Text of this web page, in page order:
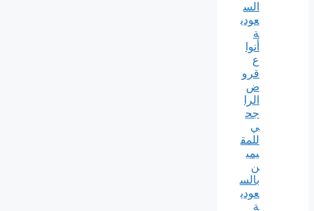
الس
عودي
ة
أنوا
ع
قرو
ض
الرا
جح
ي
للمق
يمي
ن
بالس
عودي
ة